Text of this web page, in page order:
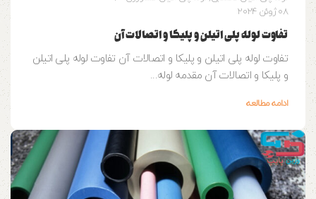
08 ژوئن 2024
تفاوت لوله پلی اتیلن و پلیکا و اتصالات آن
تفاوت لوله پلی اتیلن و پلیکا و اتصالات آن تفاوت لوله پلی اتیلن
و پلیکا و اتصالات آن مقدمه لوله‌...
ادامه مطالعه